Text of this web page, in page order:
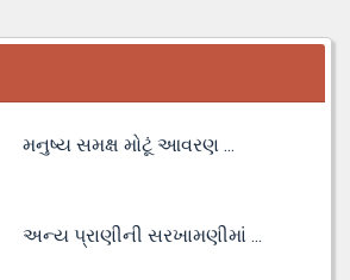
મનુષ્ય સમક્ષ મોટૂં આવરણ ...
અન્ય પ્રાણીની સરખામણીમાં ...